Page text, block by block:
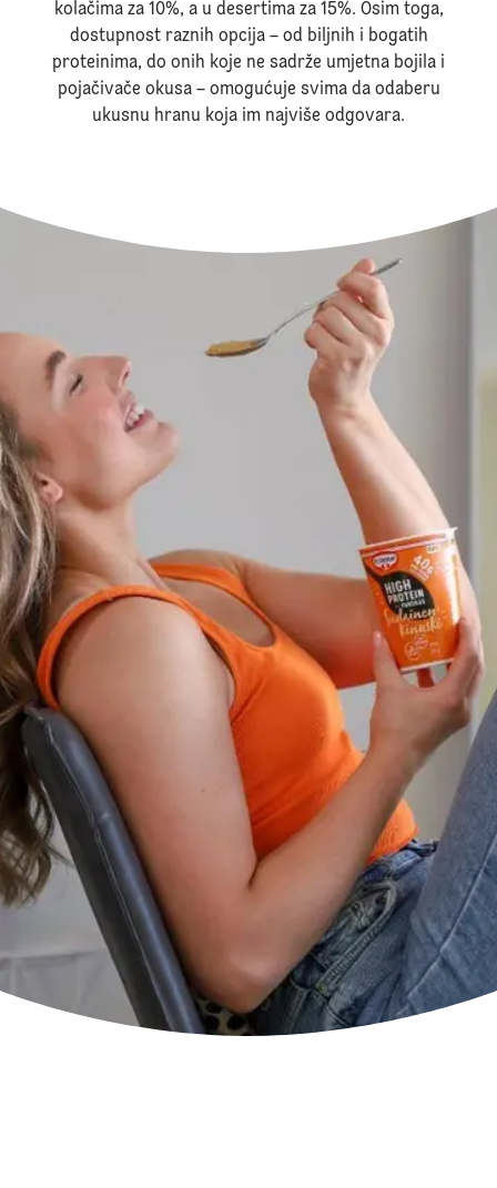
kolačima za 10%, a u desertima za 15%. Osim toga,
dostupnost raznih opcija – od biljnih i bogatih
proteinima, do onih koje ne sadrže umjetna bojila i
pojačivače okusa – omogućuje svima da odaberu
ukusnu hranu koja im najviše odgovara.